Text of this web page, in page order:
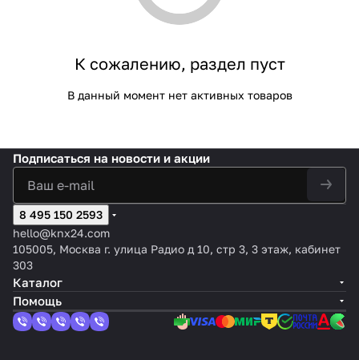
К сожалению, раздел пуст
В данный момент нет активных товаров
Подписаться на новости и акции
8 495 150 2593
hello@knx24.com
105005, Москва г. улица Радио д 10, стр 3, 3 этаж, кабинет
303
Каталог
Помощь